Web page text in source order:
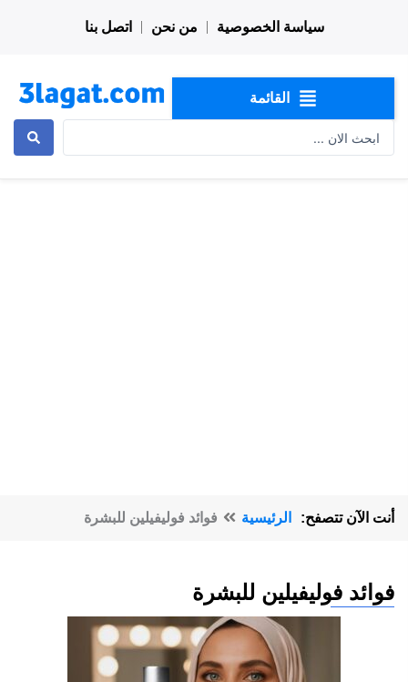
سياسة الخصوصية من نحن اتصل بنا
القائمة
أنت الآن تتصفح: الرئيسية فوائد فوليفيلين للبشرة
فوائد فوليفيلين للبشرة